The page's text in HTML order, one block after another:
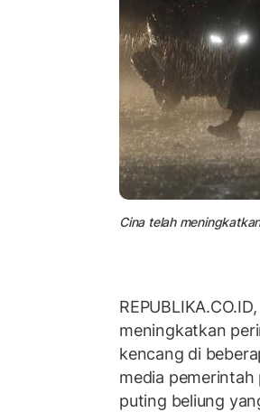
Cina telah
meningkatkan
kencang di
media
puting beliung